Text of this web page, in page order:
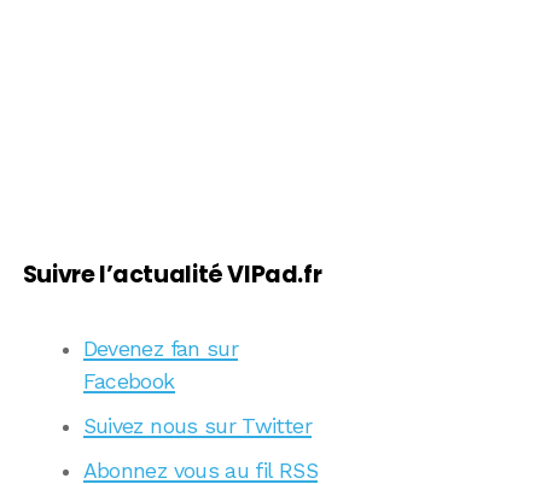
Suivre l’actualité VIPad.fr
Devenez fan sur
Facebook
Suivez nous sur Twitter
Abonnez vous au fil RSS